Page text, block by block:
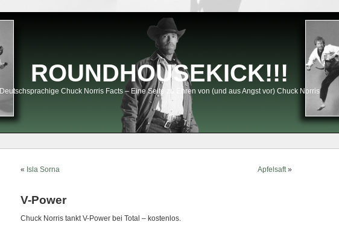
ROUNDHOUSEKICK!!!
Deutschsprachige Chuck Norris Facts – Eine Seite zu Ehren von (und aus Angst vor) Chuck Norris
« Isla Sorna Apfelsaft»
V-Power
Chuck Norris tankt V-Power bei Total – kostenlos.